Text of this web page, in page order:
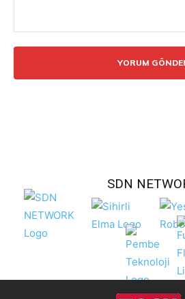
SDN